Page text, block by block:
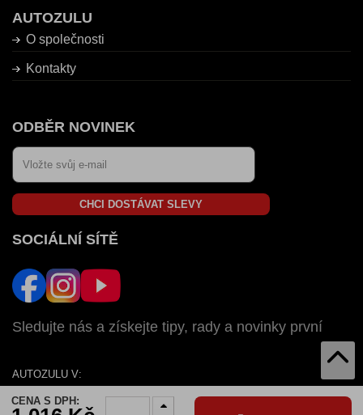
CENA S DPH:
AUTOZULU
O společnosti
Kontakty
ODBĚR NOVINEK
CHCI DOSTÁVAT SLEVY
SOCIÁLNÍ SÍTĚ
Sledujte nás a získejte tipy, rady a novinky první
AUTOZULU V:
SKCZ ROBG